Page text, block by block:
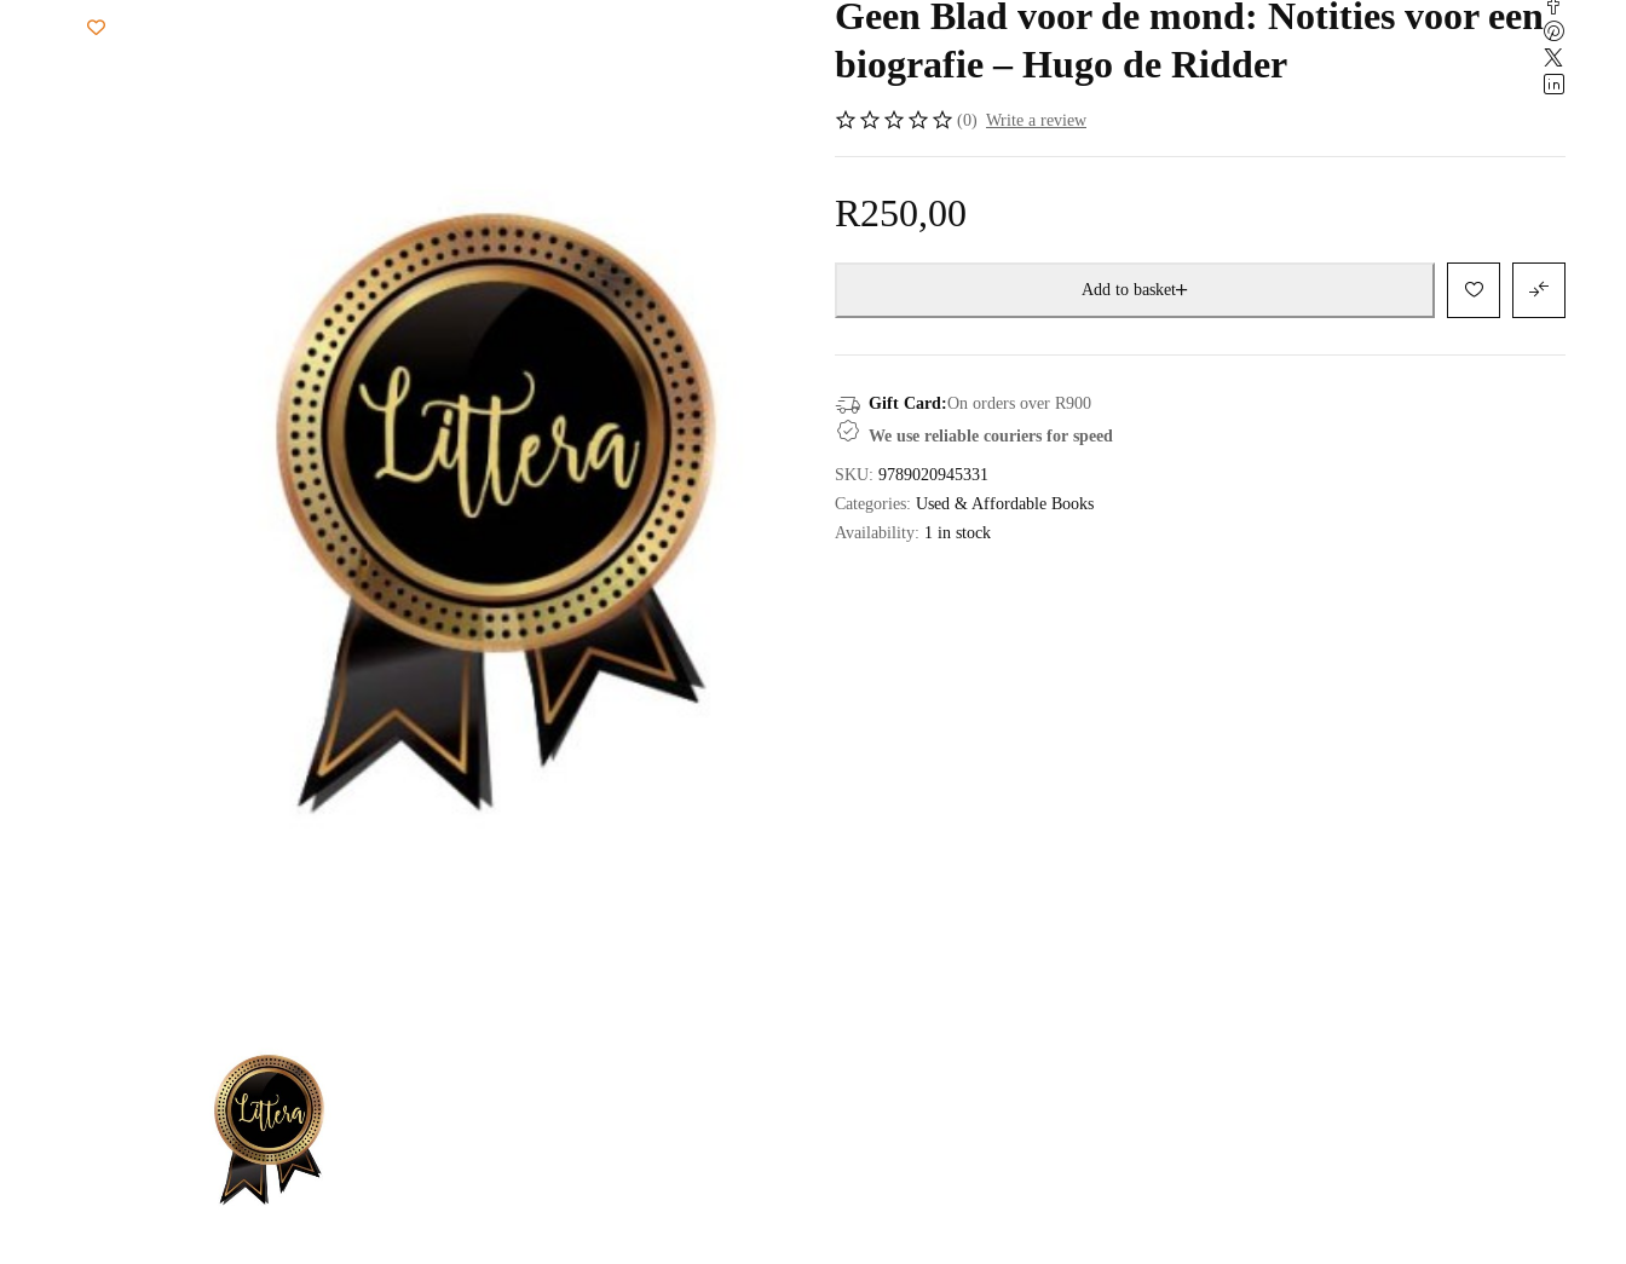
Geen Blad voor de mond: Notities voor een
biografie – Hugo de Ridder
(0) Write a review
R250,00
Add to basket
Gift Card:On orders over R900
We use reliable couriers for speed
SKU: 9789020945331
Categories: Used & Affordable Books
Availability: 1 in stock